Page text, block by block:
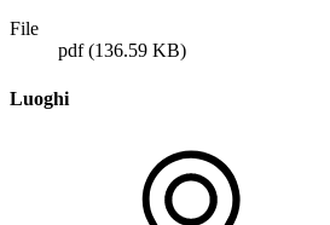
File
pdf(136.59 KB)
Luoghi